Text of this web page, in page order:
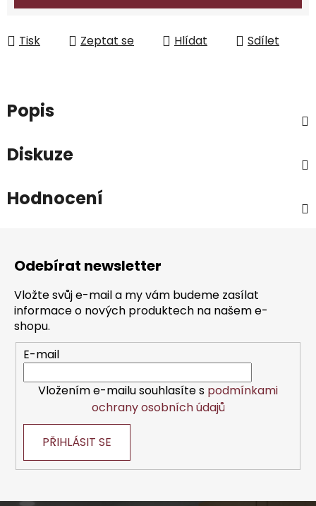
Tisk Zeptat se Hlídat Sdílet
Popis
Diskuze
Hodnocení
Odebírat newsletter
Vložte svůj e-mail a my vám budeme zasílat
informace o nových produktech na našem e-
shopu.
E-mail
Vložením e-mailu souhlasíte s podmínkami
ochrany osobních údajů
PŘIHLÁSIT SE